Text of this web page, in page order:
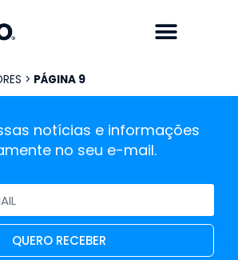
> PÁGINA 9
notícias e informações
no seu e-mail.
QUERO RECEBER